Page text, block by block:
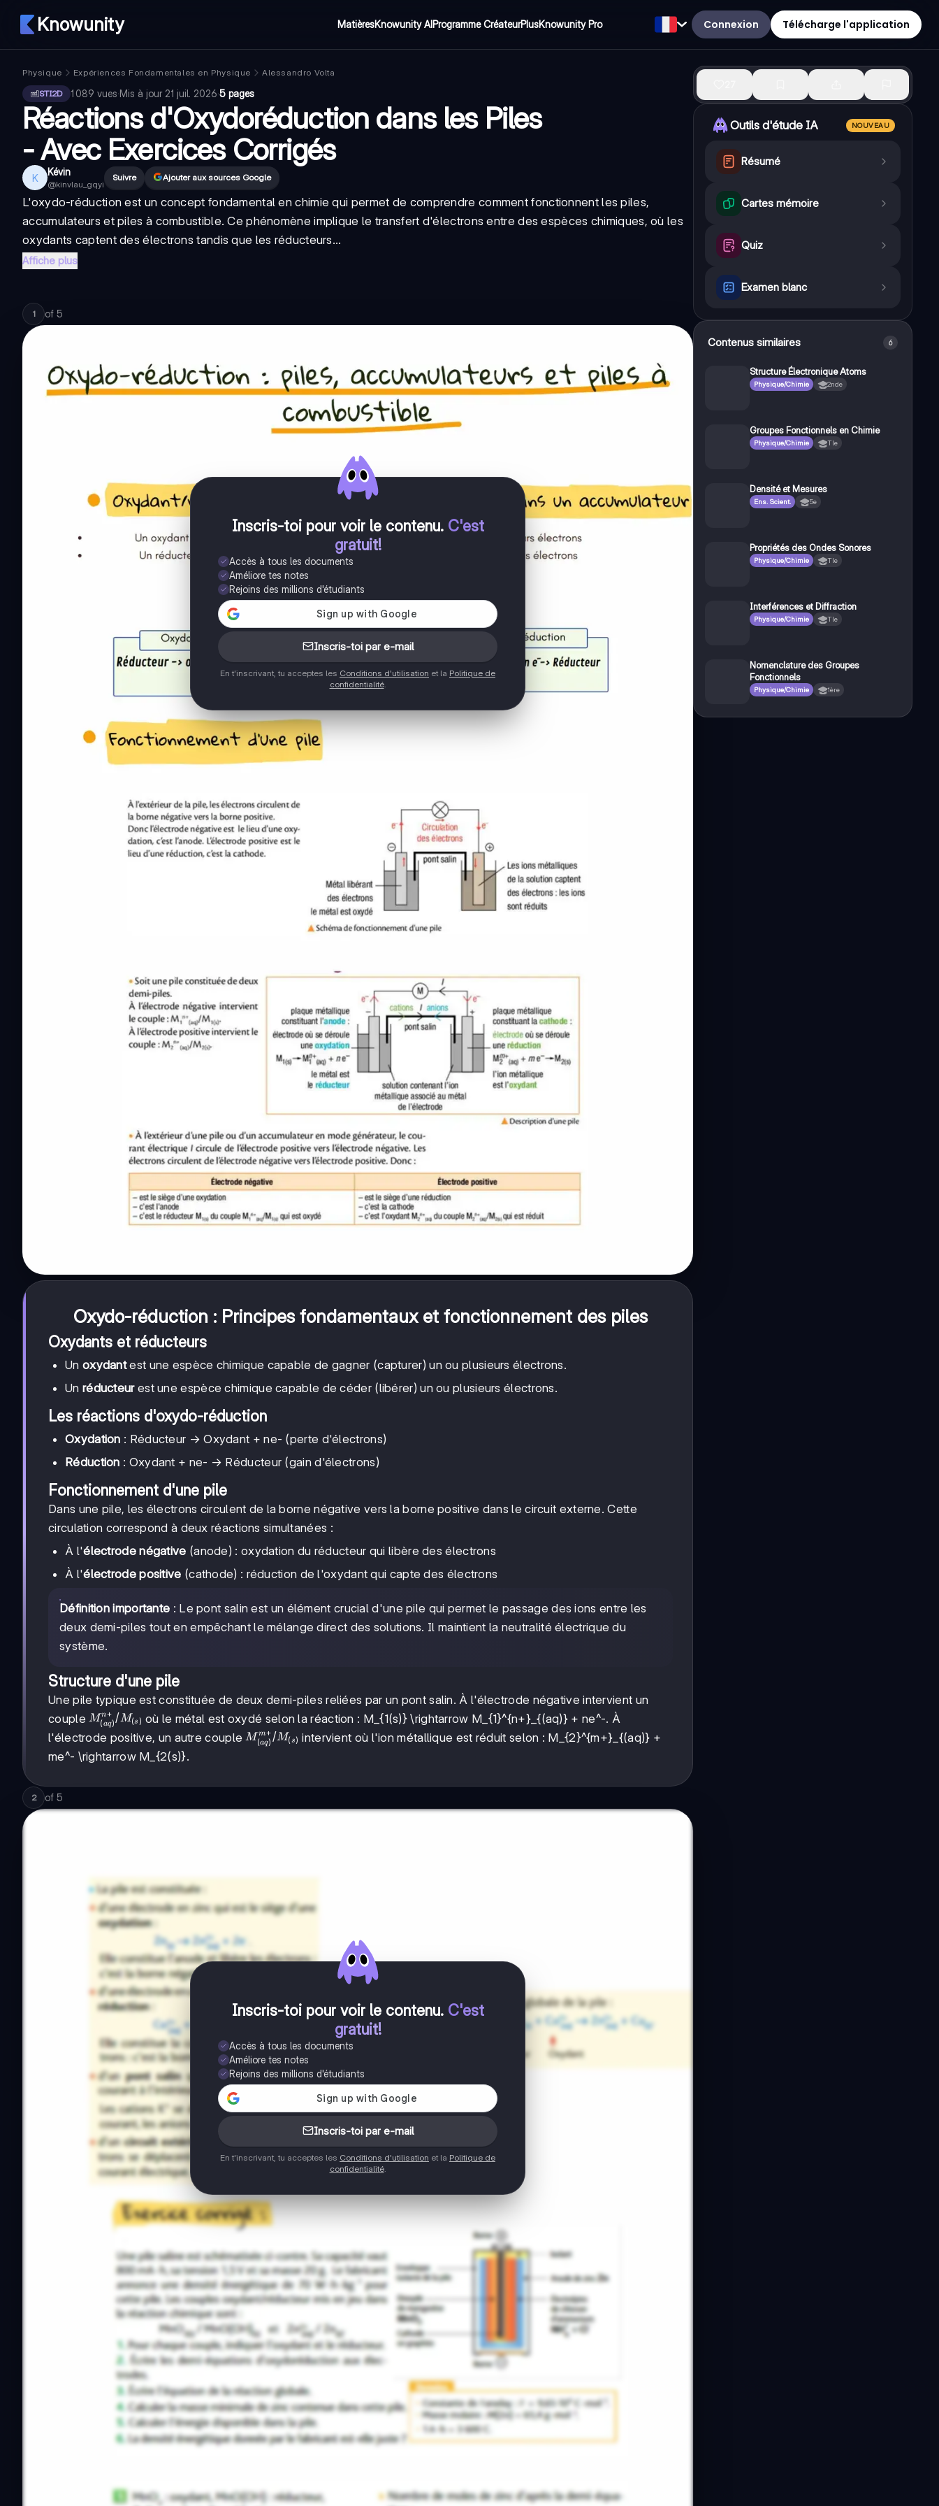
Knowunity MatièresKnowunity AIProgramme CréateurPlusKnowunity Pro Connexion Télécharge l'application
Physique Expériences Fondamentales en Physique
Alessandro Volta
STI2D
1 089 vues·Mis à jour 21 juil. 2026·5 pages
Réactions d'Oxydoréduction dans les Piles
- Avec Exercices Corrigés
K Kévin
@kinvlau_gqyi
Suivre Ajouter aux sources Google
L'oxydo-réduction est un concept fondamental en chimie qui permet de comprendre comment fonctionnent les piles,
accumulateurs et piles à combustible. Ce phénomène implique le transfert d'électrons entre des espèces chimiques, où les
oxydants captent des électrons tandis que les réducteurs...
Affiche plus
1 of 5
Inscris-toi pour voir le contenu. C'est
gratuit!
Accès à tous les documents
Améliore tes notes
Rejoins des millions d'étudiants
Inscris-toi par e-mail
En t'inscrivant, tu acceptes les Conditions d'utilisation et la Politique de
confidentialité.
Oxydo-réduction : Principes fondamentaux et fonctionnement des piles
Oxydants et réducteurs
Un oxydantest une espèce chimique capable de gagner (capturer) un ou plusieurs électrons.
Un réducteurest une espèce chimique capable de céder (libérer) un ou plusieurs électrons.
Les réactions d'oxydo-réduction
Oxydation : Réducteur → Oxydant + ne- (perte d'électrons)
Réduction : Oxydant + ne- → Réducteur (gain d'électrons)
Fonctionnement d'une pile
Dans une pile, les électrons circulent de la borne négative vers la borne positive dans le circuit externe. Cette
circulation correspond à deux réactions simultanées :
À l'électrode négative (anode) : oxydation du réducteur qui libère des électrons
À l'électrode positive (cathode) : réduction de l'oxydant qui capte des électrons
Définition importante : Le pont salin est un élément crucial d'une pile qui permet le passage des ions entre les
deux demi-piles tout en empêchant le mélange direct des solutions. Il maintient la neutralité électrique du
système.
Structure d'une pile
Une pile typique est constituée de deux demi-piles reliées par un pont salin. À l'électrode négative intervient un
coupleM^{n+}_{(aq)}/M_{(s)}
M(aq)
n+ /M(s) où le métal est oxydé selon la réaction : M_{1(s)} \rightarrow M_{1}^{n+}_{(aq)} + ne^-. À
l'électrode positive, un autre coupleM^{m+}_{(aq)}/M_{(s)}
M(aq)
m+/M(s) intervient où l'ion métallique est réduit selon : M_{2}^{m+}_{(aq)} +
me^- \rightarrow M_{2(s)}.
2 of 5
Inscris-toi pour voir le contenu. C'est
gratuit!
Accès à tous les documents
Améliore tes notes
Rejoins des millions d'étudiants
Inscris-toi par e-mail
En t'inscrivant, tu acceptes les Conditions d'utilisation et la Politique de
confidentialité.
Outils d'étude IA NOUVEAU
Résumé
Cartes mémoire
Quiz
Examen blanc
Contenus similaires 6
Structure Électronique Atoms
Physique/Chimie 2nde
Groupes Fonctionnels en Chimie
Physique/Chimie Tle
Densité et Mesures
Ens. Scient. 5e
Propriétés des Ondes Sonores
Physique/Chimie Tle
Interférences et Diffraction
Physique/Chimie Tle
Nomenclature des Groupes
Fonctionnels
Physique/Chimie 1ère